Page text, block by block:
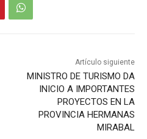
Artículo siguiente
MINISTRO DE TURISMO DA
INICIO A IMPORTANTES
PROYECTOS EN LA
PROVINCIA HERMANAS
MIRABAL